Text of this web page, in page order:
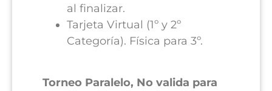
al finalizar.
Tarjeta Virtual (1º y 2º
Categoría). Física para 3º.
Torneo Paralelo, No valida para